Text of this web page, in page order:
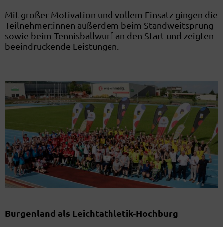
Mit großer Motivation und vollem Einsatz gingen die
Teilnehmer:innen außerdem beim Standweitsprung
sowie beim Tennisballwurf an den Start und zeigten
beeindruckende Leistungen.
Burgenland als Leichtathletik-Hochburg